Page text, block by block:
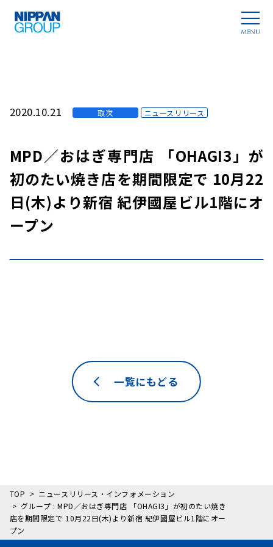
2020.10.21 取次 ニュースリリース
MPD／おはぎ専門店 「OHAGI3」が
初のたい焼き店を期間限定で 10月22
日(木)より新宿 紀伊國屋ビル1階にオ
ープン
一覧にもどる
TOP
ニュースリリース・インフォメーション
グループ : MPD／おはぎ専門店 「OHAGI3」が初のたい焼き
店を期間限定で 10月22日(木)より新宿 紀伊國屋ビル1階にオー
プン